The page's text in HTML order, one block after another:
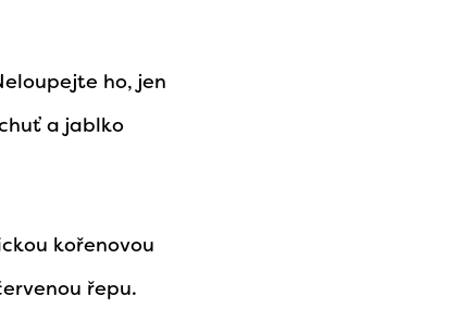
ho, jen
a jablko
kořenovou
řepu.